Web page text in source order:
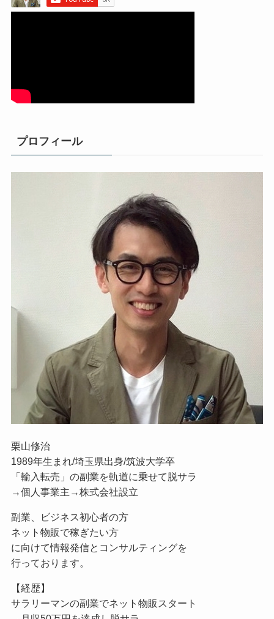
プロフィール
栗山修治
1989年生まれ/埼玉県出身/筑波大学卒
「輸入転売」の副業を軌道に乗せて脱サラ
→個人事業主→株式会社設立
副業、ビジネス初心者の方
ネット物販で稼ぎたい方
に向けて情報発信とコンサルティングを
行っております。
【経歴】
サラリーマンの副業でネット物販スタート